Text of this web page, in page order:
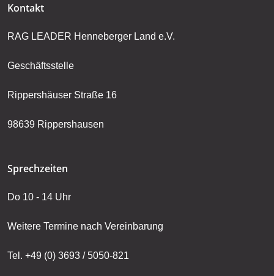
Kontakt
RAG LEADER Henneberger Land e.V.
Geschäftsstelle
Rippershäuser Straße 16
98639 Rippershausen
Sprechzeiten
Do 10 - 14 Uhr
Weitere Termine nach Vereinbarung
Tel. +49 (0) 3693 / 5050-821